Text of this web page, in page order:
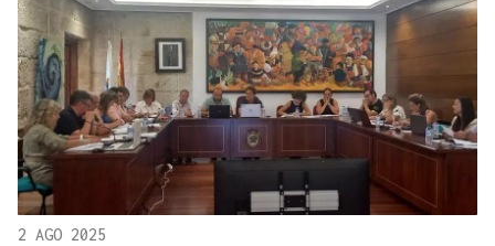
2 AGO 2025